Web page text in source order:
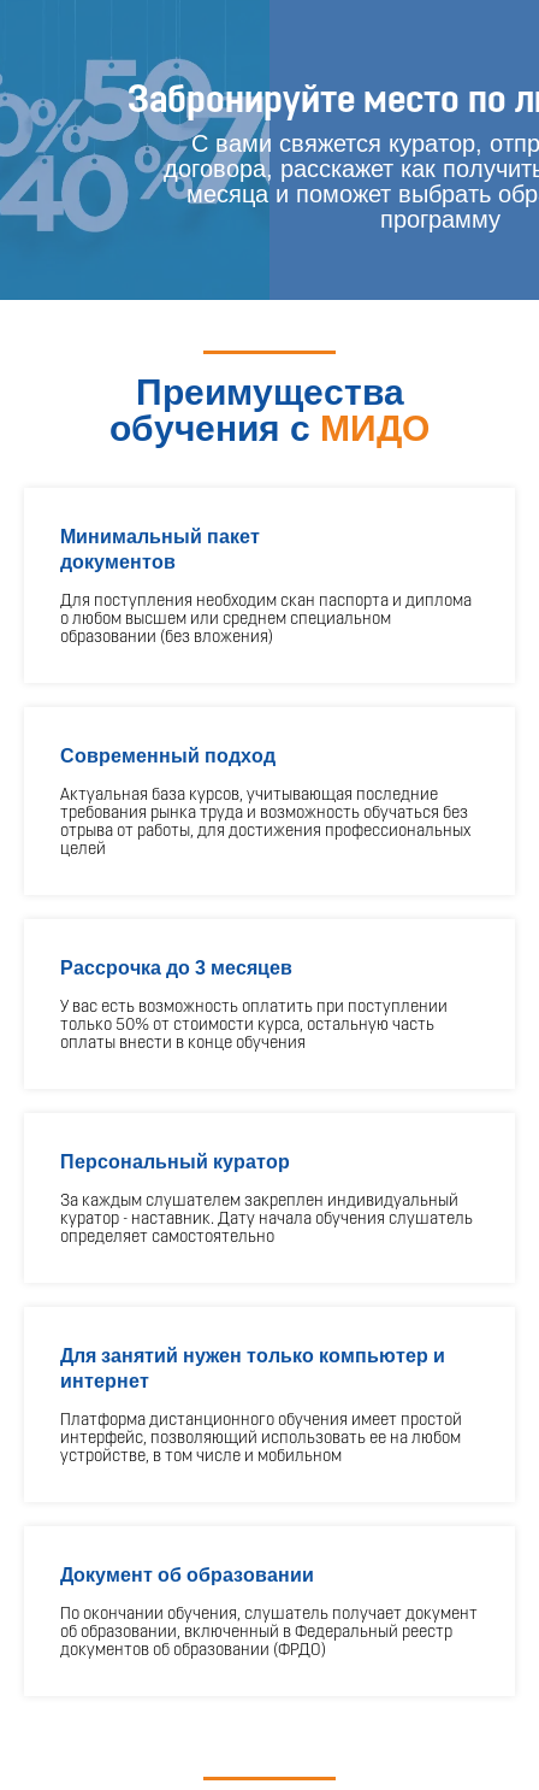
Забронируйте место по
С вами свяжется куратор,
договора, расскажет как
месяца и поможет выбрать
программу
Преимущества
обучения с МИДО
Минимальный пакет
документов
Для поступления необходим скан паспорта и диплома
о любом высшем или среднем специальном
образовании (без вложения)
Современный подход
Актуальная база курсов, учитывающая последние
требования рынка труда и возможность обучаться без
отрыва от работы, для достижения профессиональных
целей
Рассрочка до 3 месяцев
У вас есть возможность оплатить при поступлении
только 50% от стоимости курса, остальную часть
оплаты внести в конце обучения
Персональный куратор
За каждым слушателем закреплен индивидуальный
куратор - наставник. Дату начала обучения слушатель
определяет самостоятельно
Для занятий нужен только компьютер и
интернет
Платформа дистанционного обучения имеет простой
интерфейс, позволяющий использовать ее на любом
устройстве, в том числе и мобильном
Документ об образовании
По окончании обучения, слушатель получает документ
об образовании, включенный в Федеральный реестр
документов об образовании (ФРДО)